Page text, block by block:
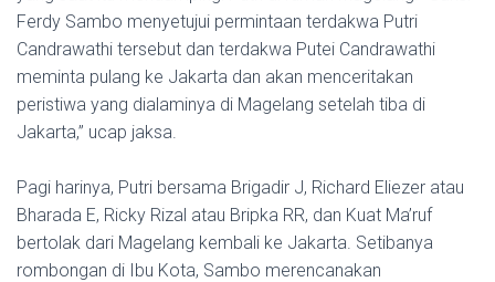
Ferdy Sambo menyetujui permintaan terdakwa Putri
Candrawathi tersebut dan terdakwa Putei Candrawathi
meminta pulang ke Jakarta dan akan menceritakan
peristiwa yang dialaminya di Magelang setelah tiba di
Jakarta,” ucap jaksa.
Pagi harinya, Putri bersama Brigadir J, Richard Eliezer atau
Bharada E, Ricky Rizal atau Bripka RR, dan Kuat Ma’ruf
bertolak dari Magelang kembali ke Jakarta. Setibanya
rombongan di Ibu Kota, Sambo merencanakan